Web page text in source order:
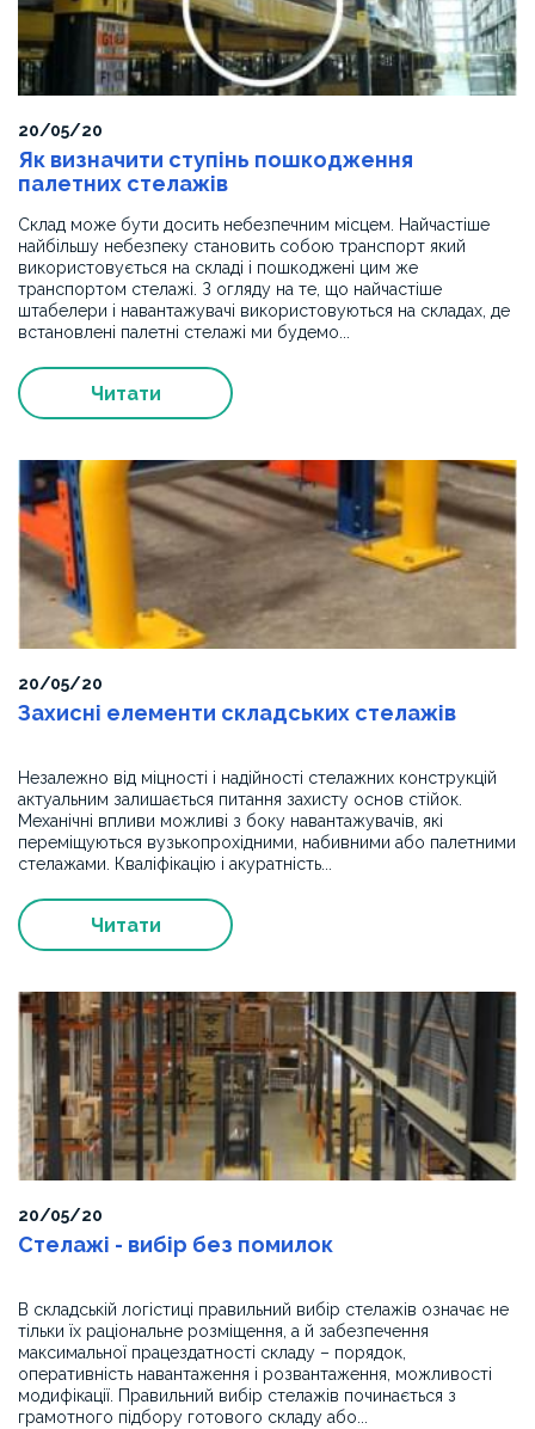
обрамлення
ліфтових
порталів.
Поставлена
відповідає
світовим
стандартам
якості.
Рекомендуємо
компанію
як
кваліфікованого
постачальника
металевих
конструкцій
обладнання.
20/05/20
Як визначити ступінь пошкодження
палетних стелажів
Склад може бути досить небезпечним місцем. Найчастіше
найбільшу небезпеку становить собою транспорт який
використовується на складі і пошкоджені цим же
транспортом стелажі. З огляду на те, що найчастіше
штабелери і навантажувачі використовуються на складах, де
встановлені палетні стелажі ми будемо...
Читати
20/05/20
Захисні елементи складських стелажів
Незалежно від міцності і надійності стелажних конструкцій
актуальним залишається питання захисту основ стійок.
Механічні впливи можливі з боку навантажувачів, які
переміщуються вузькопрохідними, набивними або палетними
стелажами. Кваліфікацію і акуратність...
Читати
20/05/20
Стелажі - вибір без помилок
В складській логістиці правильний вибір стелажів означає не
тільки їх раціональне розміщення, а й забезпечення
максимальної працездатності складу – порядок,
оперативність навантаження і розвантаження, можливості
модифікації. Правильний вибір стелажів починається з
грамотного підбору готового складу або...